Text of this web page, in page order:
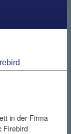
in der Firma
Firebird